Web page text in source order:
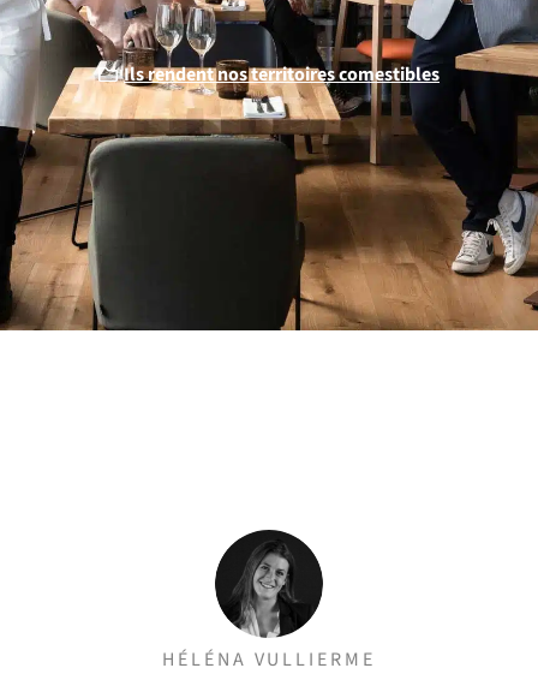
Ils rendent nos territoires comestibles
HÉLÉNA VULLIERME